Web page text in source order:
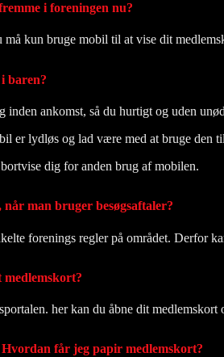
i foreningen nu?
kun bruge mobil til at vise dit
baren?
inden ankomst, så du hurtigt og uden
er lydløs og lad være med at bruge den
dig for anden brug af mobilen.
man bruger besøgsaftaler?
forenings regler på området. Derfor
her kan du åbne dit
får jeg papir medlemskort?